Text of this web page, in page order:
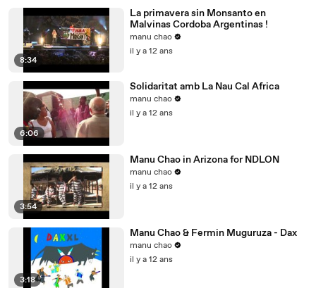
8:34
La primavera sin Monsanto en
Malvinas Cordoba Argentinas !
manu chao
il y a 12 ans
6:06
Solidaritat amb La Nau Cal Africa
manu chao
il y a 12 ans
3:54
Manu Chao in Arizona for NDLON
manu chao
il y a 12 ans
3:18
Manu Chao & Fermin Muguruza - Dax
manu chao
il y a 12 ans